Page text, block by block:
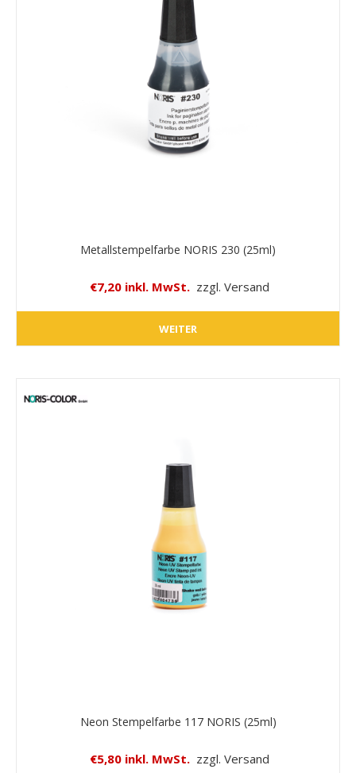
Metallstempelfarbe NORIS 230 (25ml)
€7,20 inkl. MwSt. zzgl. Versand
WEITER
Neon Stempelfarbe 117 NORIS (25ml)
€5,80 inkl. MwSt. zzgl. Versand